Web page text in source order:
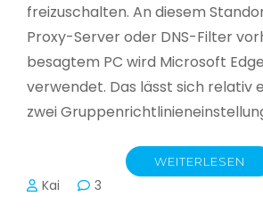
freizuschalten. An diesem
Proxy-Server oder DNS-Filter
besagtem PC wird Microsoft
verwendet. Das lässt sich relativ
zwei
WEITERLESEN
Kai 3